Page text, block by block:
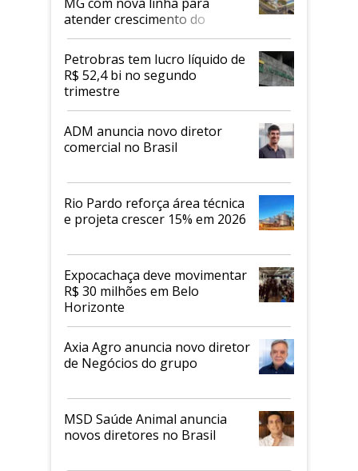
atender crescimento do
mercado de alimentos
proteicos
Petrobras tem lucro líquido de
R$ 52,4 bi no segundo
trimestre
ADM anuncia novo diretor
comercial no Brasil
Rio Pardo reforça área técnica
e projeta crescer 15% em 2026
Expocachaça deve movimentar
R$ 30 milhões em Belo
Horizonte
Axia Agro anuncia novo diretor
de Negócios do grupo
MSD Saúde Animal anuncia
novos diretores no Brasil